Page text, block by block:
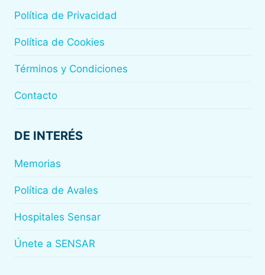
Política de Privacidad
Política de Cookies
Términos y Condiciones
Contacto
DE INTERÉS
Memorias
Política de Avales
Hospitales Sensar
Únete a SENSAR